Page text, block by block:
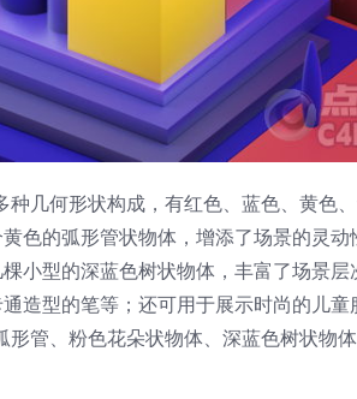
几何形状构成，有红色、蓝色、黄色
色的弧形管状物体，增添了场景的灵动
小型的深蓝色树状物体，丰富了场景层
造型的笔等；还可用于展示时尚的儿童
管、粉色花朵状物体、深蓝色树状物